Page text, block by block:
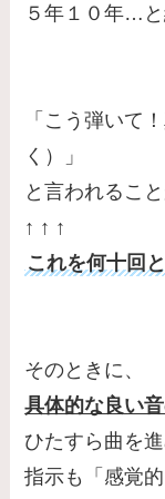
５年１０年…
「こう弾いて
く）」
と言われるこ
↑ ↑ ↑
これを何十回
そのときに、
具体的な良い
ひたすら曲を
指示も「感覚